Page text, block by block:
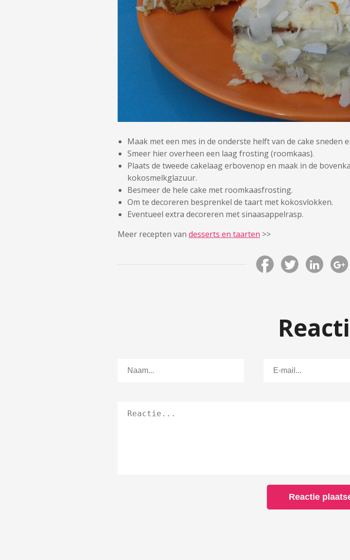
Maak met een mes in de onderste helft van de cake
Smeer hier overheen een laag frosting (roomkaas).
Plaats de tweede cakelaag erbovenop en maak in de
kokosmelkglazuur.
Besmeer de hele cake met roomkaasfrosting.
Om te decoreren besprenkel de taart met kokosvlokken.
Eventueel extra decoreren met sinaasappelrasp.
Meer recepten van desserts en taarten >>